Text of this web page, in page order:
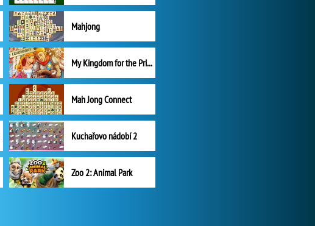
Mahjong
My Kingdom for the Princess Plná verze
Mah Jong Connect
Kuchařovo nádobí 2
Zoo 2: Animal Park